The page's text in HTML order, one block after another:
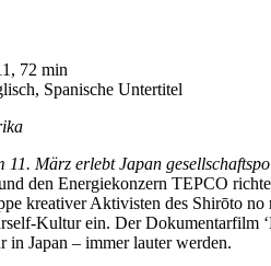
72 min
Spanische Untertitel
11. März erlebt Japan
den Energiekonzern TEPCO
kreativer Aktivisten des Shirōto
Kultur ein. Der Dokumentarfilm
in Japan – immer lauter werden.